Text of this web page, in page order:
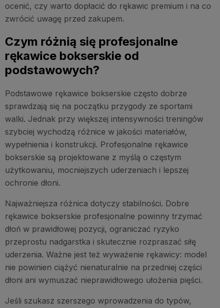
ocenić, czy warto dopłacić do rękawic premium i na co
zwrócić uwagę przed zakupem.
Czym różnią się profesjonalne
rękawice bokserskie od
podstawowych?
Podstawowe rękawice bokserskie często dobrze
sprawdzają się na początku przygody ze sportami
walki. Jednak przy większej intensywności treningów
szybciej wychodzą różnice w jakości materiałów,
wypełnienia i konstrukcji. Profesjonalne rękawice
bokserskie są projektowane z myślą o częstym
użytkowaniu, mocniejszych uderzeniach i lepszej
ochronie dłoni.
Najważniejsza różnica dotyczy stabilności. Dobre
rękawice bokserskie profesjonalne powinny trzymać
dłoń w prawidłowej pozycji, ograniczać ryzyko
przeprostu nadgarstka i skutecznie rozpraszać siłę
uderzenia. Ważne jest też wyważenie rękawicy: model
nie powinien ciążyć nienaturalnie na przedniej części
dłoni ani wymuszać nieprawidłowego ułożenia pięści.
Jeśli szukasz szerszego wprowadzenia do typów,